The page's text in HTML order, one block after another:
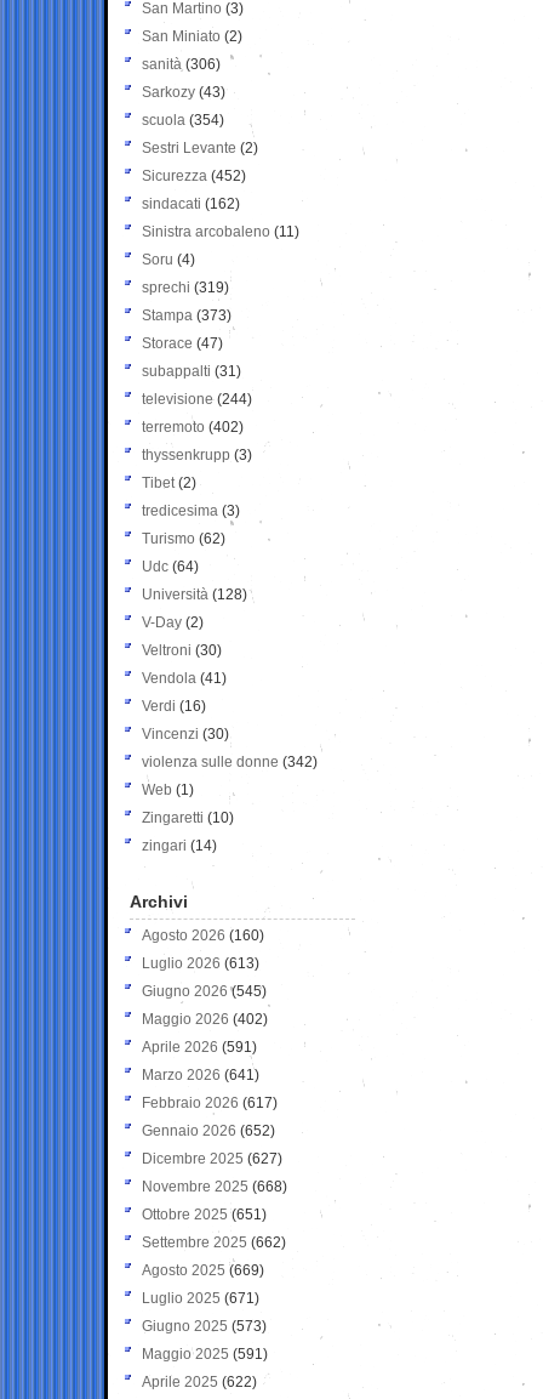
San Martino (3)
San Miniato (2)
sanità (306)
Sarkozy (43)
scuola (354)
Sestri Levante (2)
Sicurezza (452)
sindacati (162)
Sinistra arcobaleno (11)
Soru (4)
sprechi (319)
Stampa (373)
Storace (47)
subappalti (31)
televisione(244)
terremoto (402)
thyssenkrupp (3)
Tibet(2)
tredicesima (3)
Turismo (62)
Udc (64)
Università (128)
V-Day (2)
Veltroni (30)
Vendola (41)
Verdi (16)
Vincenzi (30)
violenza sulle donne (342)
Web (1)
Zingaretti (10)
zingari (14)
Archivi
Agosto 2026 (160)
Luglio 2026 (613)
Giugno 2026 (545)
Maggio 2026 (402)
Aprile 2026 (591)
Marzo 2026 (641)
Febbraio 2026 (617)
Gennaio 2026 (652)
Dicembre 2025 (627)
Novembre 2025 (668)
Ottobre 2025 (651)
Settembre 2025 (662)
Agosto 2025 (669)
Luglio 2025 (671)
Giugno 2025 (573)
Maggio 2025 (591)
Aprile 2025 (622)